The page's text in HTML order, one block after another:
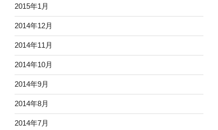
2015年1月
2014年12月
2014年11月
2014年10月
2014年9月
2014年8月
2014年7月